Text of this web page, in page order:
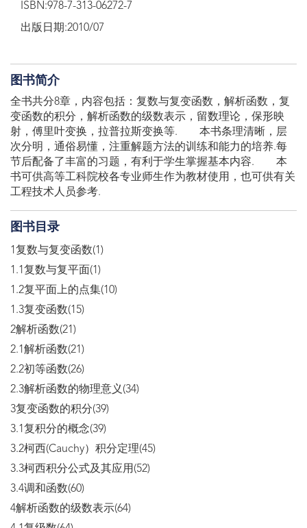
ISBN:978-7-313-06272-7
出版日期:2010/07
图书简介
全书共分8章，内容包括：复数与复变函数，解析函数，复
变函数的积分，解析函数的级数表示，留数理论，保形映
射，傅里叶变换，拉普拉斯变换等. 本书条理清晰，层
次分明，通俗易懂，注重解题方法的训练和能力的培养.每
节后配备了丰富的习题，有利于学生掌握基本内容. 本
书可供高等工科院校各专业师生作为教材使用，也可供有关
工程技术人员参考.
图书目录
1复数与复变函数(1)
1.1复数与复平面(1)
1.2复平面上的点集(10)
1.3复变函数(15)
2解析函数(21)
2.1解析函数(21)
2.2初等函数(26)
2.3解析函数的物理意义(34)
3复变函数的积分(39)
3.1复积分的概念(39)
3.2柯西(Cauchy）积分定理(45)
3.3柯西积分公式及其应用(52)
3.4调和函数(60)
4解析函数的级数表示(64)